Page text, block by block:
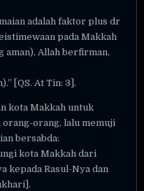
adalah faktor plus dr
pada Makkah
aman), Allah berfirman,
[QS. At Tin: 3].
kota Makkah untuk
orang, lalu memuji
bersabda:
kota Makkah dari
kepada Rasul-Nya dan